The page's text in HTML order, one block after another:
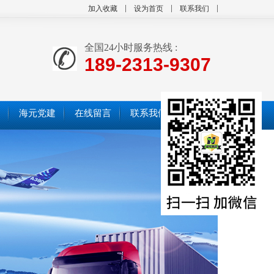
加入收藏 设为首页 联系我们
全国24小时服务热线 :
189-2313-9307
海元党建 在线留言 联系我们